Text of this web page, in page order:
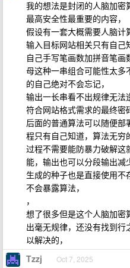
我的想法是封闭的人脑加
最高安全性最重要的内容，
假设有一套大概需要人脑计
输入目标网站相关只有自己
自己手写笔画数加拼音笔
母这种一串组合可能性太
的自己绝对不会忘记，
输出一长串看不出规律无
符合网站格式需求的最终密
后面的普通算法可以随便
程只有自己知道，算法无
过程不需要能防暴力破解
能，输出也可以分段输出减
生成的种子也是直接使用
不会暴露算法，
，
想了很多但是这个人脑加
出毫无规律，还没有找到
以解决的，
Tzzj Oct 7, 2025